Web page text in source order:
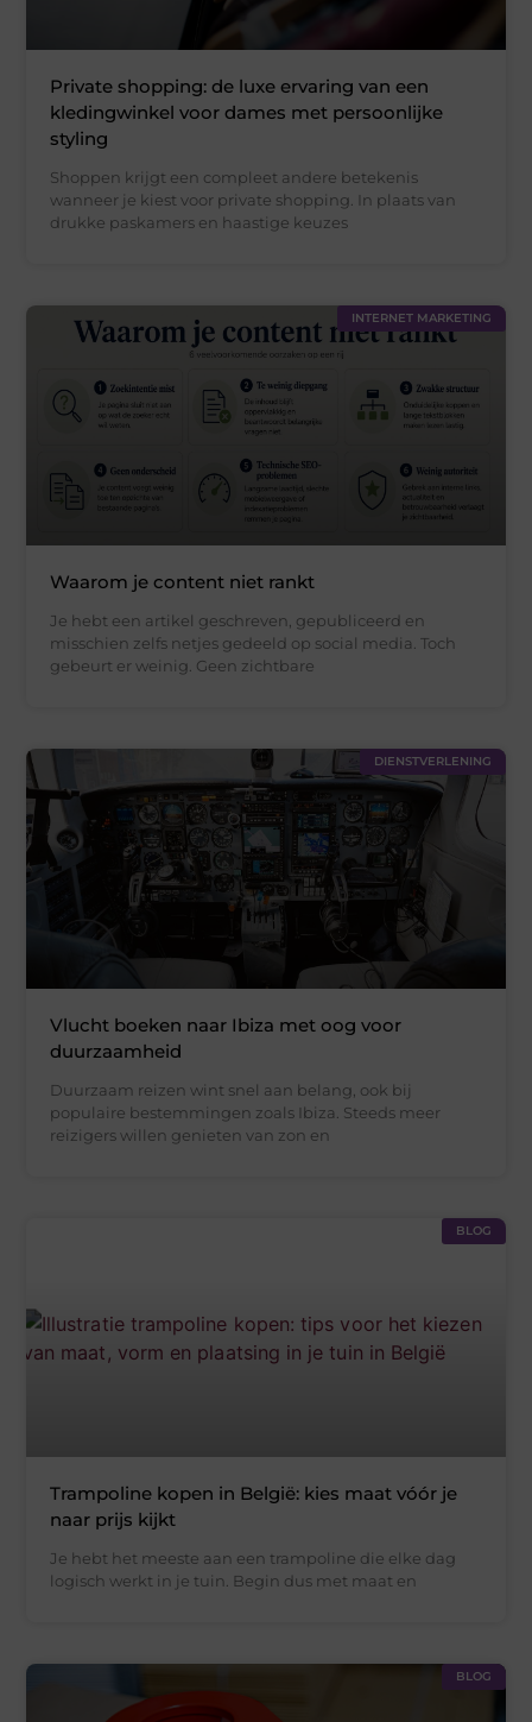
Private shopping: de luxe ervaring van een
kledingwinkel voor dames met persoonlijke
styling
Shoppen krijgt een compleet andere betekenis
wanneer je kiest voor private shopping. In plaats van
drukke paskamers en haastige keuzes
INTERNET MARKETING
Waarom je content niet rankt
Je hebt een artikel geschreven, gepubliceerd en
misschien zelfs netjes gedeeld op social media. Toch
gebeurt er weinig. Geen zichtbare
DIENSTVERLENING
Vlucht boeken naar Ibiza met oog voor
duurzaamheid
Duurzaam reizen wint snel aan belang, ook bij
populaire bestemmingen zoals Ibiza. Steeds meer
reizigers willen genieten van zon en
BLOG
Trampoline kopen in België: kies maat vóór je
naar prijs kijkt
Je hebt het meeste aan een trampoline die elke dag
logisch werkt in je tuin. Begin dus met maat en
BLOG